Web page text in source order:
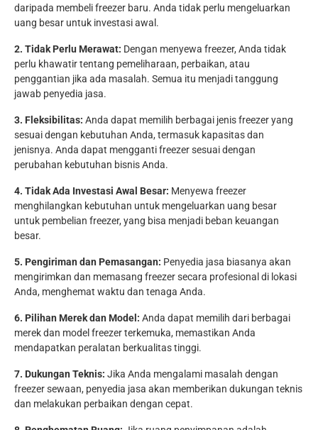
daripada membeli freezer baru. Anda tidak perlu mengeluarkan
uang besar untuk investasi awal.
2. Tidak Perlu Merawat: Dengan menyewa freezer, Anda tidak
perlu khawatir tentang pemeliharaan, perbaikan, atau
penggantian jika ada masalah. Semua itu menjadi tanggung
jawab penyedia jasa.
3. Fleksibilitas: Anda dapat memilih berbagai jenis freezer yang
sesuai dengan kebutuhan Anda, termasuk kapasitas dan
jenisnya. Anda dapat mengganti freezer sesuai dengan
perubahan kebutuhan bisnis Anda.
4. Tidak Ada Investasi Awal Besar: Menyewa freezer
menghilangkan kebutuhan untuk mengeluarkan uang besar
untuk pembelian freezer, yang bisa menjadi beban keuangan
besar.
5. Pengiriman dan Pemasangan: Penyedia jasa biasanya akan
mengirimkan dan memasang freezer secara profesional di lokasi
Anda, menghemat waktu dan tenaga Anda.
6. Pilihan Merek dan Model: Anda dapat memilih dari berbagai
merek dan model freezer terkemuka, memastikan Anda
mendapatkan peralatan berkualitas tinggi.
7. Dukungan Teknis: Jika Anda mengalami masalah dengan
freezer sewaan, penyedia jasa akan memberikan dukungan teknis
dan melakukan perbaikan dengan cepat.